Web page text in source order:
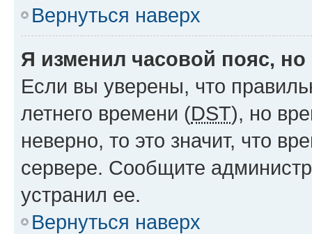
Вернуться наверх
Я изменил часовой пояс,
Если вы уверены, что
летнего времени (DST), но
неверно, то это значит, что
сервере. Сообщите
устранил ее.
Вернуться наверх